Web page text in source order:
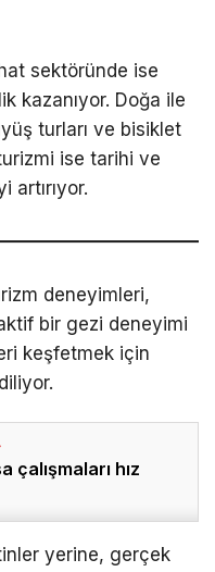
sektöründe ise
kazanıyor. Doğa ile
turları ve bisiklet
ise tarihi ve
artırıyor.
deneyimleri,
bir gezi deneyimi
keşfetmek için
çalışmaları hız
yerine, gerçek